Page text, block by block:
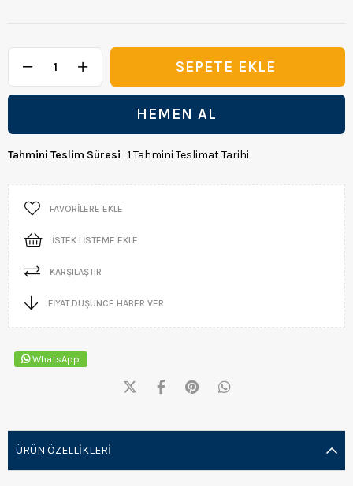
Tahmini Teslim Süresi : 1 Tahmini Teslimat Tarihi
FAVORILERE EKLE
İSTEK LISTEME EKLE
KARŞILAŞTIR
FIYAT DÜŞÜNCE HABER VER
WhatsApp
ÜRÜN ÖZELLIKLERI